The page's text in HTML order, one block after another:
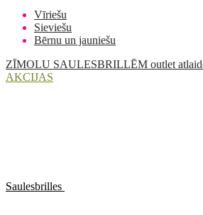
Vīriešu
Sieviešu
Bērnu un jauniešu
ZĪMOLU SAULESBRILLĒM outlet
AKCIJAS
Saulesbrilles